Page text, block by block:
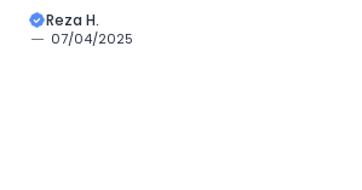
Reza H.
07/04/2025